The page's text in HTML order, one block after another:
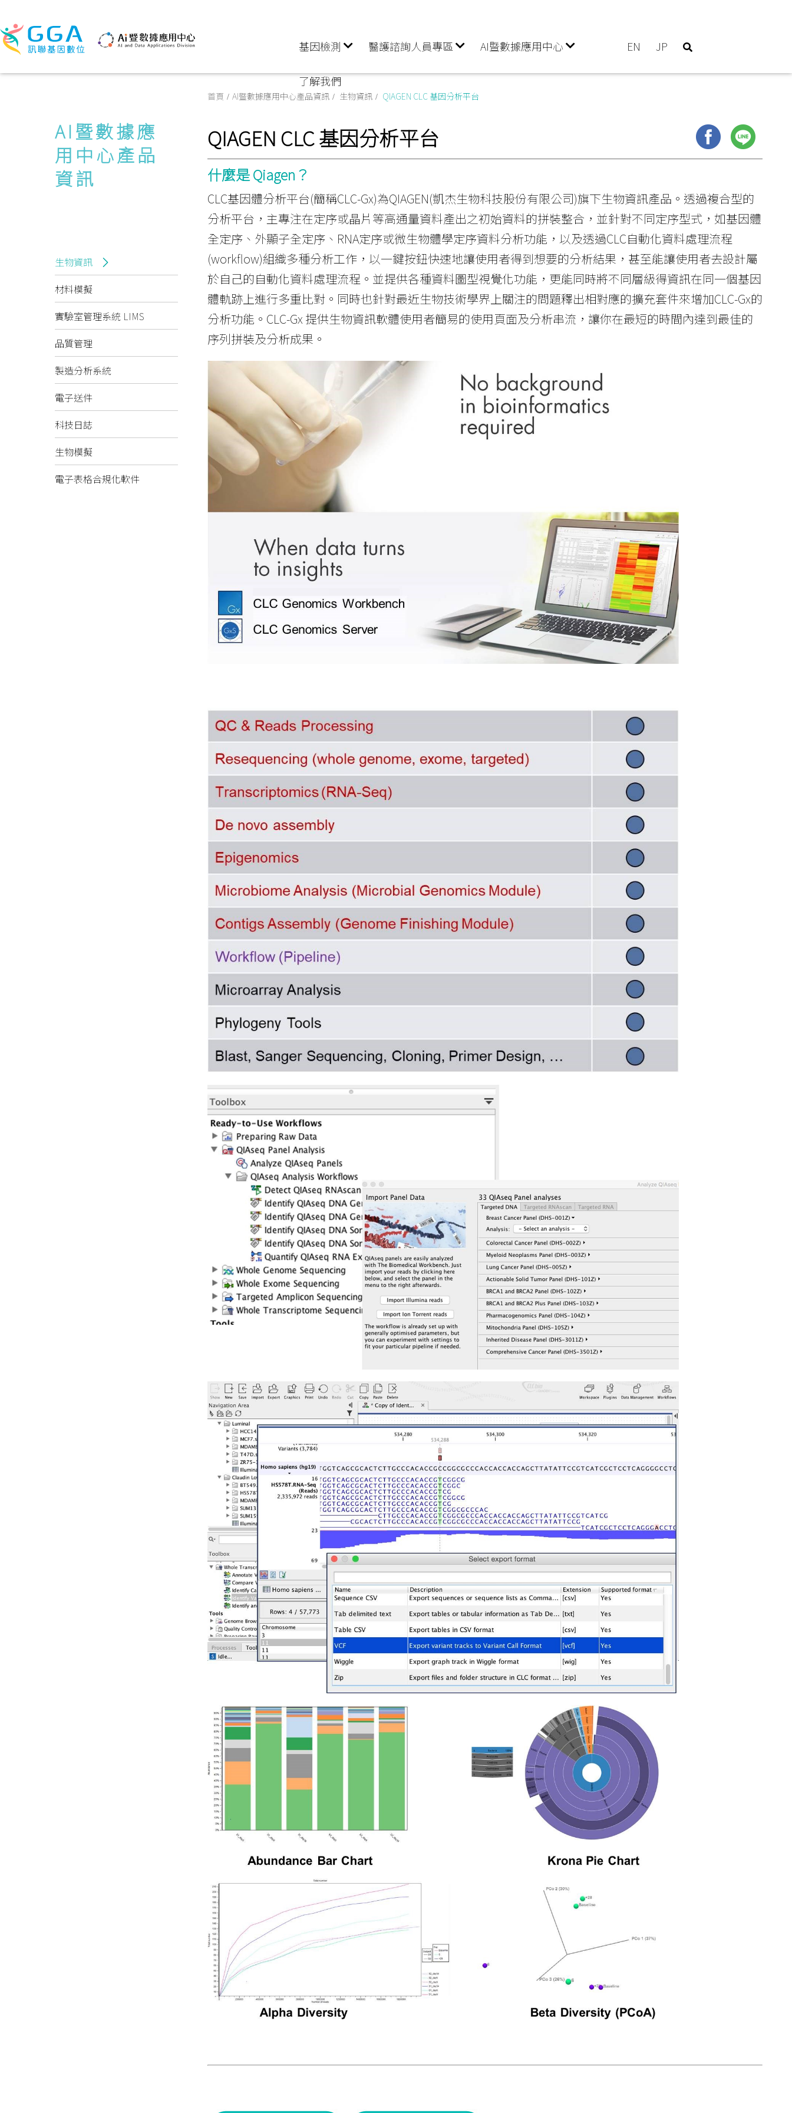
基因檢測 醫護諮詢人員專區 AI暨數據應用中心
了解我們
EN JP
AI暨數據應
用中心產品
資訊
生物資訊
材料模擬
實驗室管理系統 LIMS
品質管理
製造分析系統
電子送件
科技日誌
生物模擬
電子表格合規化軟件
首頁 AI暨數據應用中心產品資訊 生物資訊 QIAGEN CLC 基因分析平台
QIAGEN CLC 基因分析平台
什麼是 Qiagen？
CLC基因體分析平台(簡稱CLC-Gx)為QIAGEN(凱杰生物科技股份有限公司)旗下生物資訊產品。透過複合型的
分析平台，主專注在定序或晶片等高通量資料產出之初始資料的拼裝整合，並針對不同定序型式，如基因體
全定序、外顯子全定序、RNA定序或微生物體學定序資料分析功能，以及透過CLC自動化資料處理流程
(workflow)組織多種分析工作，以一鍵按鈕快速地讓使用者得到想要的分析結果，甚至能讓使用者去設計屬
於自己的自動化資料處理流程。並提供各種資料圖型視覺化功能，更能同時將不同層級得資訊在同一個基因
體軌跡上進行多重比對。同時也針對最近生物技術學界上關注的問題釋出相對應的擴充套件來增加CLC-Gx的
分析功能。CLC-Gx 提供生物資訊軟體使用者簡易的使用頁面及分析串流，讓你在最短的時間內達到最佳的
序列拼裝及分析成果。